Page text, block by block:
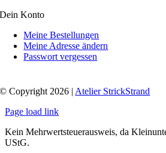
Dein Konto
Meine Bestellungen
Meine Adresse ändern
Passwort vergessen
© Copyright 2026 | Atelier StrickStrand
Page load link
Kein Mehrwertsteuerausweis, da
UStG.